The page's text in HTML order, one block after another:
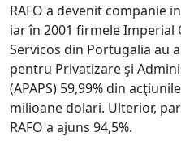
RAFO a devenit companie
iar în 2001 firmele Imperial
Servicos din Portugalia au
pentru Privatizare şi
(APAPS) 59,99% din
milioane dolari. Ulterior,
RAFO a ajuns 94,5%.